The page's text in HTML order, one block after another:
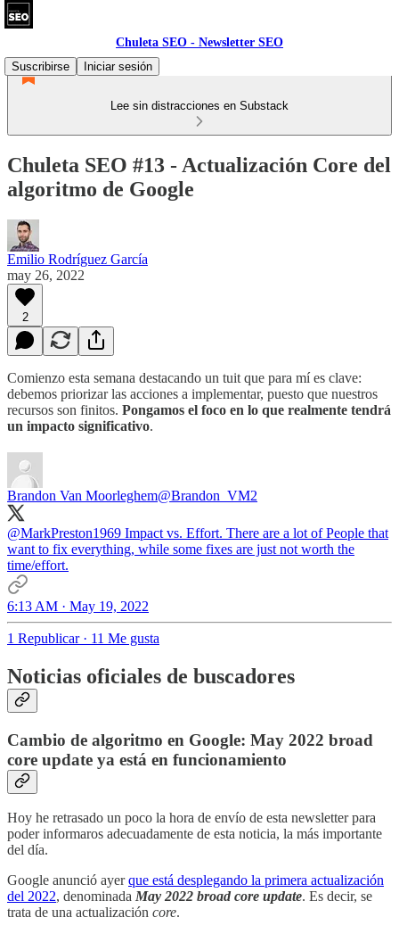
Chuleta SEO - Newsletter SEO
Suscribirse
Iniciar sesión
Lee sin distracciones en Substack
Chuleta SEO #13 - Actualización Core del
algoritmo de Google
Emilio Rodríguez García
may 26, 2022
2
Comienzo esta semana destacando un tuit que para mí es clave:
debemos priorizar las acciones a implementar, puesto que nuestros
recursos son finitos. Pongamos el foco en lo que realmente tendrá
un impacto significativo.
Brandon Van Moorleghem@Brandon_VM2
@MarkPreston1969 Impact vs. Effort. There are a lot of People that
want to fix everything, while some fixes are just not worth the
time/effort.
6:13 AM · May 19, 2022
1 Republicar· 11 Me gusta
Noticias oficiales de buscadores
Cambio de algoritmo en Google: May 2022 broad
core update ya está en funcionamiento
Hoy he retrasado un poco la hora de envío de esta newsletter para
poder informaros adecuadamente de esta noticia, la más importante
del día.
Google anunció ayerque está desplegando la primera actualización
del 2022, denominada May 2022 broad core update. Es decir, se
trata de una actualización core.